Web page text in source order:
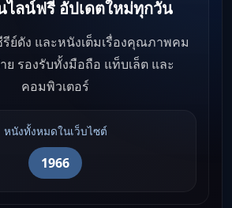
ไลน์ฟรี อัปเดตใหม่ทุกวัน
ย์ดัง และหนังเต็มเรื่องคุณภาพคม
ย รองรับทั้งมือถือ แท็บเล็ต และ
คอมพิวเตอร์
หนังทั้งหมดในเว็บไซต์
1966